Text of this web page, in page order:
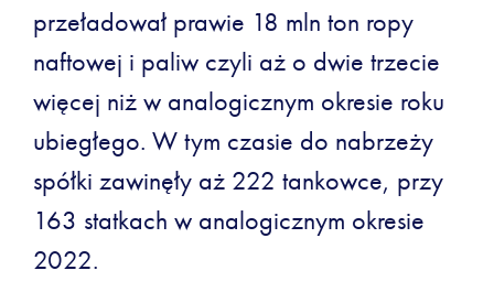
przeładował prawie 18 mln ton ropy
naftowej i paliw czyli aż o dwie trzecie
więcej niż w analogicznym okresie roku
ubiegłego. W tym czasie do nabrzeży
spółki zawinęły aż 222 tankowce, przy
163 statkach w analogicznym okresie
2022.